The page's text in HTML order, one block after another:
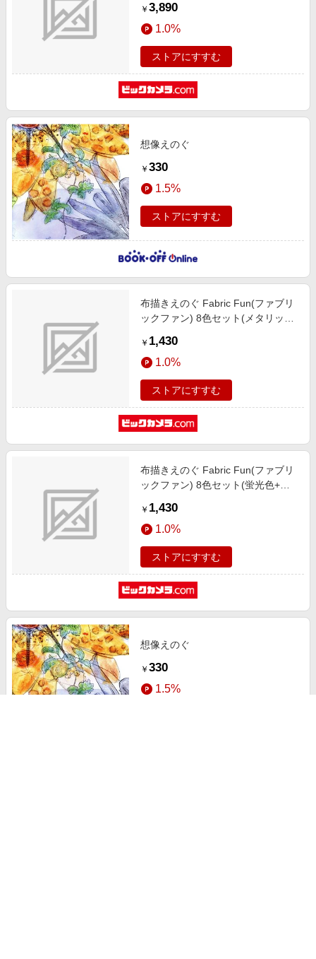
￥ 3,890
1.0%
ストアにすすむ
想像えのぐ
￥ 330
1.5%
ストアにすすむ
布描きえのぐ Fabric Fun(ファブリ
ックファン) 8色セット(メタリック
￥ 1,430
1.0%
ストアにすすむ
布描きえのぐ Fabric Fun(ファブリ
ックファン) 8色セット(蛍光色+ホ
￥ 1,430
1.0%
ストアにすすむ
想像えのぐ
￥ 330
1.5%